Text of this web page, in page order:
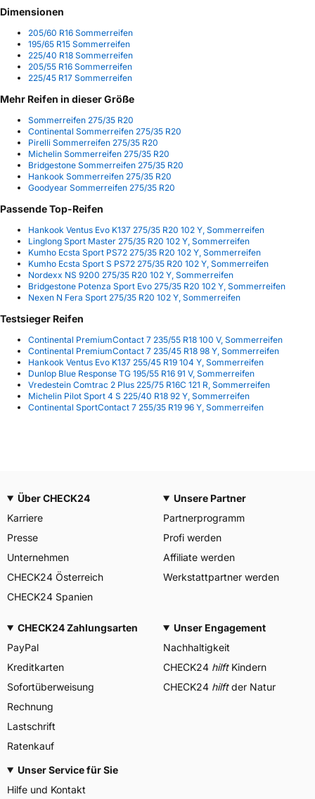
Dimensionen
205/60 R16 Sommerreifen
195/65 R15 Sommerreifen
225/40 R18 Sommerreifen
205/55 R16 Sommerreifen
225/45 R17 Sommerreifen
Mehr Reifen in dieser Größe
Sommerreifen 275/35 R20
Continental Sommerreifen 275/35 R20
Pirelli Sommerreifen 275/35 R20
Michelin Sommerreifen 275/35 R20
Bridgestone Sommerreifen 275/35 R20
Hankook Sommerreifen 275/35 R20
Goodyear Sommerreifen 275/35 R20
Passende Top-Reifen
Hankook Ventus Evo K137 275/35 R20 102 Y, Sommerreifen
Linglong Sport Master 275/35 R20 102 Y, Sommerreifen
Kumho Ecsta Sport PS72 275/35 R20 102 Y, Sommerreifen
Kumho Ecsta Sport S PS72 275/35 R20 102 Y, Sommerreifen
Nordexx NS 9200 275/35 R20 102 Y, Sommerreifen
Bridgestone Potenza Sport Evo 275/35 R20 102 Y, Sommerreifen
Nexen N Fera Sport 275/35 R20 102 Y, Sommerreifen
Testsieger Reifen
Continental PremiumContact 7 235/55 R18 100 V, Sommerreifen
Continental PremiumContact 7 235/45 R18 98 Y, Sommerreifen
Hankook Ventus Evo K137 255/45 R19 104 Y, Sommerreifen
Dunlop Blue Response TG 195/55 R16 91 V, Sommerreifen
Vredestein Comtrac 2 Plus 225/75 R16C 121 R, Sommerreifen
Michelin Pilot Sport 4 S 225/40 R18 92 Y, Sommerreifen
Continental SportContact 7 255/35 R19 96 Y, Sommerreifen
Über CHECK24
Karriere
Presse
Unternehmen
CHECK24 Österreich
CHECK24 Spanien
Unsere Partner
Partnerprogramm
Profi werden
Affiliate werden
Werkstattpartner werden
CHECK24 Zahlungsarten
PayPal
Kreditkarten
Sofortüberweisung
Rechnung
Lastschrift
Ratenkauf
Unser Engagement
Nachhaltigkeit
CHECK24 hilftKindern
CHECK24 hilftder Natur
Unser Service für Sie
Hilfe und Kontakt